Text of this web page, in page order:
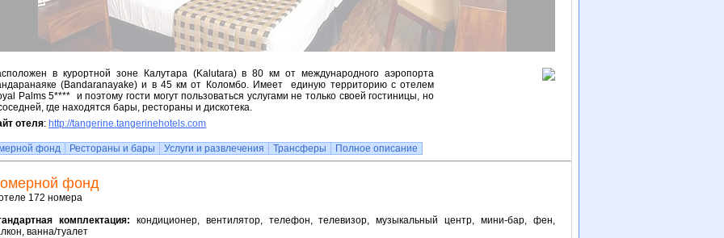
в курортной зоне Калутара (Kalutara) в 80 км от международного аэропорта
(Bandaranayake) и в 45 км от Коломбо. Имеет единую территорию с отелем
Palms 5**** и поэтому гости могут пользоваться услугами не только своей гостиницы, но
где находятся бары, рестораны и дискотека.
отеля: http://tangerine.tangerinehotels.com
фонд Рестораны и бары Услуги и развлечения Трансферы Полное описание
фонд
172 номера
комплектация: кондиционер, вентилятор, телефон, телевизор, музыкальный центр, мини-бар, фен,
ванна/туалет